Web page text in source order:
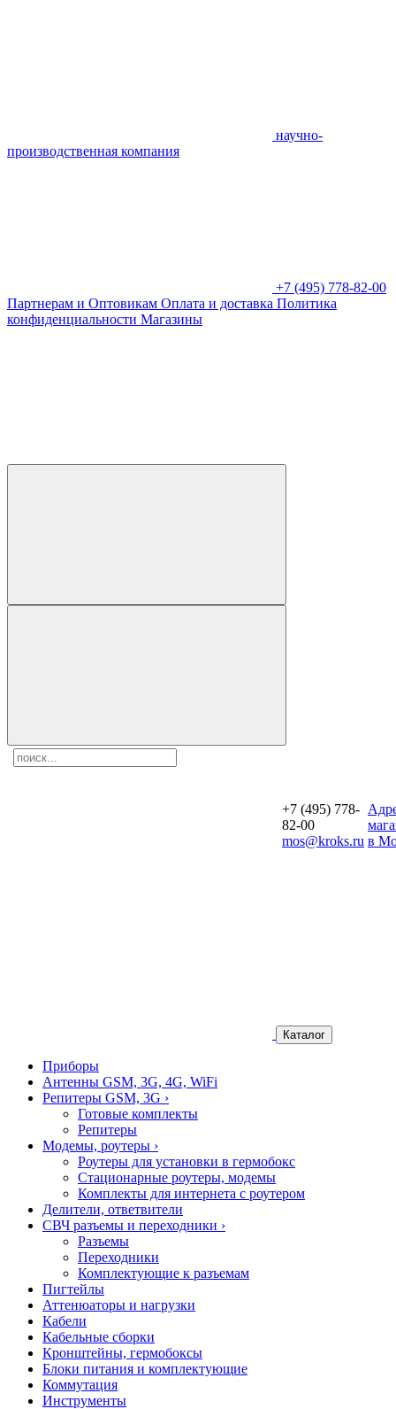
научно-
производственная компания
+7 (495) 778-82-00
Партнерам и Оптовикам Оплата и доставка Политика
конфиденциальности Магазины
+7 (495) 778-
82-00
mos@kroks.ru в
Каталог
Приборы
Антенны GSM, 3G, 4G, WiFi
Репитеры GSM, 3G ›
Готовые комплекты
Репитеры
Модемы, роутеры ›
Роутеры для установки в гермобокс
Стационарные роутеры, модемы
Комплекты для интернета с роутером
Делители, ответвители
СВЧ разъемы и переходники ›
Разъемы
Переходники
Комплектующие к разъемам
Пигтейлы
Аттенюаторы и нагрузки
Кабели
Кабельные сборки
Кронштейны, гермобоксы
Блоки питания и комплектующие
Коммутация
Инструменты